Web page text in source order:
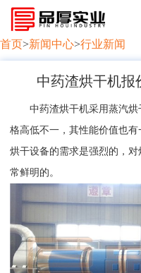
首页>新闻中心>行业新闻
中药渣烘干机报
中药渣烘干机采用蒸汽烘
格高低不一，其性能价值也
烘干设备的需求是强烈的，
常鲜明的。